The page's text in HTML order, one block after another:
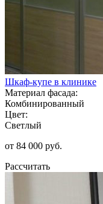
Шкаф-купе в клинике
Материал фасада:
Комбинированный
Цвет:
Светлый
от 84 000 руб.
Рассчитать